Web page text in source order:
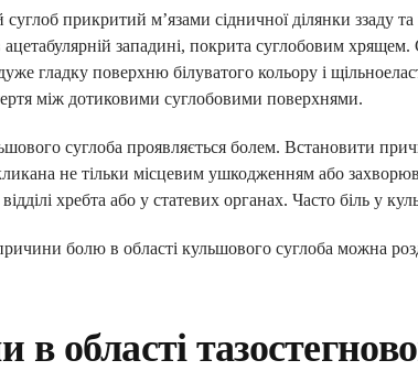
прикритий м’язами сідничної ділянки ззаду
западині, покрита суглобовим
гладку поверхню білуватого кольору і
між дотиковими суглобовими поверхнями.
суглоба проявляється болем. Встановити
не тільки місцевим ушкодженням або
хребта або у статевих органах. Часто біль у
болю в області кульшового суглоба можна
в області
З
ОТРИМАЙ
лікаря, педіатра,